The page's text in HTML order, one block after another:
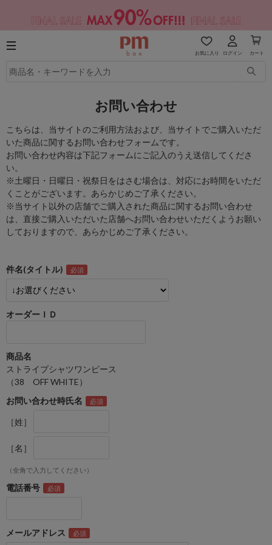
お気に入り ログイン カート
お問い合わせ
こちらは、当サイトのご利用方法および、当サイトでご購入いただ
いた商品に関するお問い合わせフォームです。
お問い合わせ内容は下記フォームにご記入のうえ送信してくださ
い。
※土曜日・日曜日・祝祭日をはさむ場合は、対応にお時間をいただ
くことがございます。あらかじめご了承ください。
※当サイト以外の店舗でご購入された商品に関するお問い合わせ
は、直接ご購入いただいた店舗へお問い合わせいただくようお願い
しておりますので、あらかじめご了承ください。
件名(タイトル)
オーダーＩＤ
商品名
ストライプシャツワンピース
（38 OFF WHITE）
お問い合わせ時氏名
［姓］
［名］
（全角で入力してください）
電話番号
メールアドレス